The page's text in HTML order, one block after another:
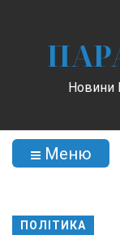
Новини
Меню
ПОЛІТИКА